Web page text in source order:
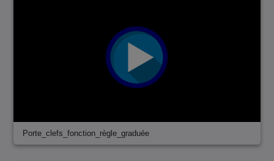
Porte_clefs_fonction_règle_graduée